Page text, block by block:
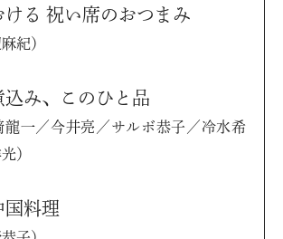
ける 祝い席のおつまみ
紀）
込み、このひと品
一／今井亮／サルボ恭子／冷水希
）
国料理